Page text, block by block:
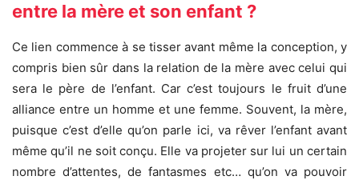
entre la mère et son enfant ?
Ce lien commence à se tisser avant même la conception, y
compris bien sûr dans la relation de la mère avec celui qui
sera le père de l’enfant. Car c’est toujours le fruit d’une
alliance entre un homme et une femme. Souvent, la mère,
puisque c’est d’elle qu’on parle ici, va rêver l’enfant avant
même qu’il ne soit conçu. Elle va projeter sur lui un certain
nombre d’attentes, de fantasmes etc… qu’on va pouvoir